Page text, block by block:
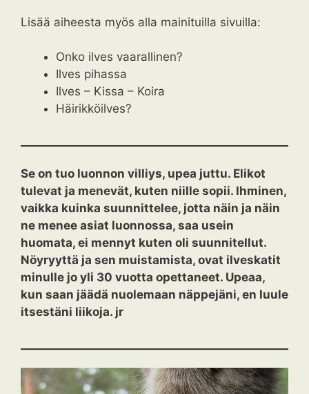
Lisää aiheesta myös alla mainituilla sivuilla:
Onko ilves vaarallinen?
Ilves pihassa
Ilves – Kissa – Koira
Häirikköilves?
Se on tuo luonnon villiys, upea juttu. Elikot
tulevat ja menevät, kuten niille sopii. Ihminen,
vaikka kuinka suunnittelee, jotta näin ja näin
ne menee asiat luonnossa, saa usein
huomata, ei mennyt kuten oli suunnitellut.
Nöyryyttä ja sen muistamista, ovat ilveskatit
minulle jo yli 30 vuotta opettaneet. Upeaa,
kun saan jäädä nuolemaan näppejäni, en luule
itsestäni liikoja. jr